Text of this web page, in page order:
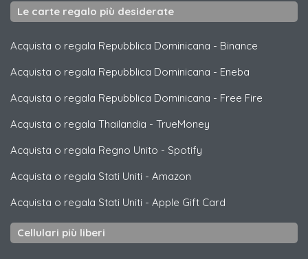
Le carte regalo più desiderate
Acquista o regala Repubblica Dominicana - Binance
Acquista o regala Repubblica Dominicana - Eneba
Acquista o regala Repubblica Dominicana - Free Fire
Acquista o regala Thailandia - TrueMoney
Acquista o regala Regno Unito - Spotify
Acquista o regala Stati Uniti - Amazon
Acquista o regala Stati Uniti - Apple Gift Card
Cellulari più liberi